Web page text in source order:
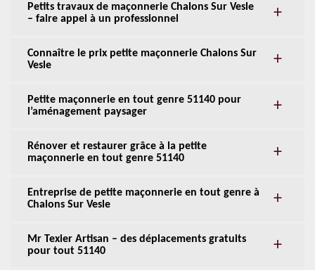
Petits travaux de maçonnerie Chalons Sur Vesle
– faire appel à un professionnel
Connaître le prix petite maçonnerie Chalons Sur
Vesle
Petite maçonnerie en tout genre 51140 pour
l’aménagement paysager
Rénover et restaurer grâce à la petite
maçonnerie en tout genre 51140
Entreprise de petite maçonnerie en tout genre à
Chalons Sur Vesle
Mr Texier Artisan – des déplacements gratuits
pour tout 51140